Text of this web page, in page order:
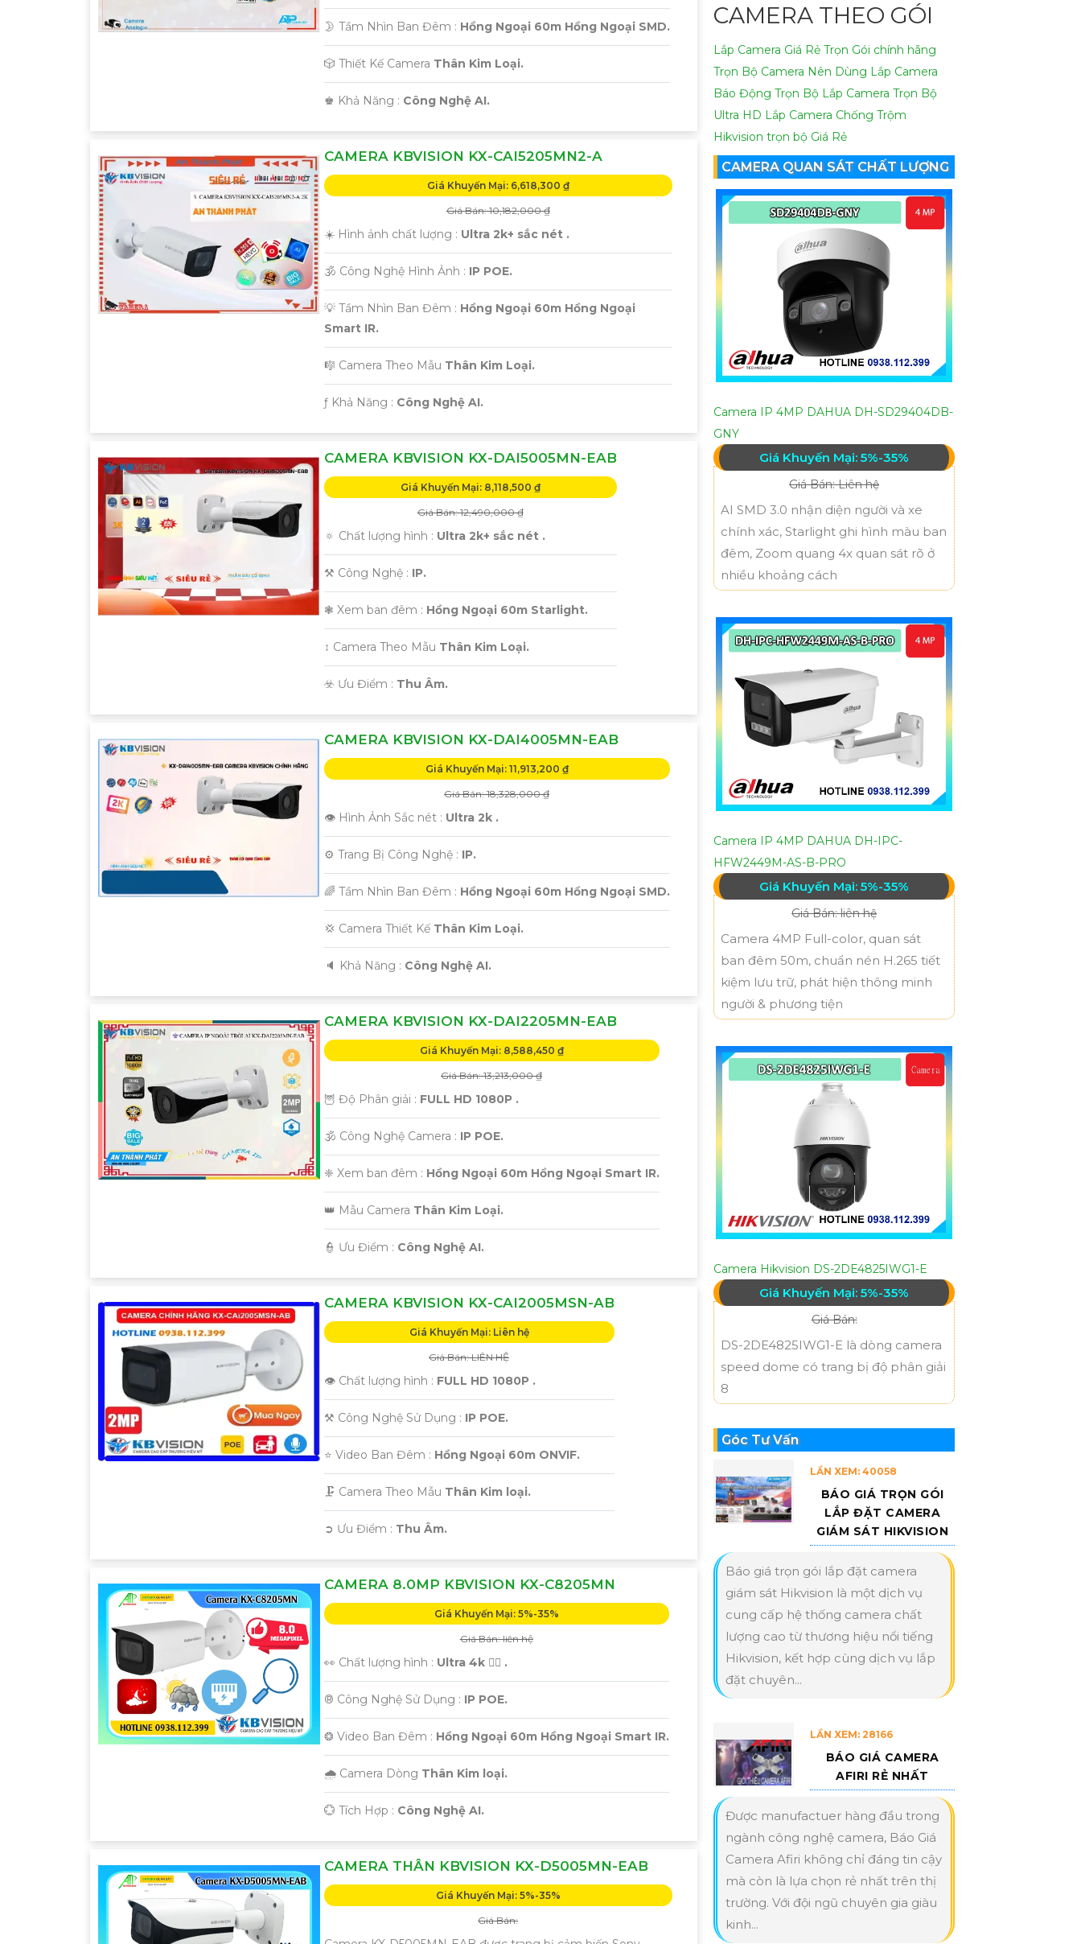
🌛 Tầm Nhìn Ban Đêm : Hồng Ngoại 60m Hồng Ngoại SMD.
🎲 Thiết Kế Camera Thân Kim Loại.
️♚ Khả Năng : Công Nghệ AI.
CAMERA KBVISION KX-CAI5205MN2-A
Giá Khuyến Mại: 6,618,300 ₫
Giá Bán: 10,182,000 ₫
☀️ Hình ảnh chất lượng : Ultra 2k+ sắc nét .
🕉️ Công Nghệ Hình Ảnh : IP POE.
💡 Tầm Nhìn Ban Đêm : Hồng Ngoại 60m Hồng Ngoại
Smart IR.
🎼️ Camera Theo Mẫu Thân Kim Loại.
️ƒ Khả Năng : Công Nghệ AI.
CAMERA KBVISION KX-DAI5005MN-EAB
Giá Khuyến Mại: 8,118,500 ₫
Giá Bán: 12,490,000 ₫
🔅 Chất lượng hình : Ultra 2k+ sắc nét .
⚒ Công Nghệ : IP.
❃ Xem ban đêm : Hồng Ngoại 60m Starlight.
↕️ Camera Theo Mẫu Thân Kim Loại.
️☣️ Ưu Điểm : Thu Âm.
CAMERA KBVISION KX-DAI4005MN-EAB
Giá Khuyến Mại: 11,913,200 ₫
Giá Bán: 18,328,000 ₫
👁 Hình Ảnh Sắc nét : Ultra 2k .
⚙ Trang Bị Công Nghệ : IP.
🌈 Tầm Nhìn Ban Đêm : Hồng Ngoại 60m Hồng Ngoại SMD.
💢 Camera Thiết Kế Thân Kim Loại.
️🔈 Khả Năng : Công Nghệ AI.
CAMERA KBVISION KX-DAI2205MN-EAB
Giá Khuyến Mại: 8,588,450 ₫
Giá Bán: 13,213,000 ₫
🦉 Độ Phân giải : FULL HD 1080P .
🕉️ Công Nghệ Camera : IP POE.
❈ Xem ban đêm : Hồng Ngoại 60m Hồng Ngoại Smart IR.
👑 Mẫu Camera Thân Kim Loại.
️👮 Ưu Điểm : Công Nghệ AI.
CAMERA KBVISION KX-CAI2005MSN-AB
Giá Khuyến Mại: Liên hệ
Giá Bán: LIÊN HỆ
👁 Chất lượng hình : FULL HD 1080P .
⚒ Công Nghệ Sử Dụng : IP POE.
⭐ Video Ban Đêm : Hồng Ngoại 60m ONVIF.
🗜️ Camera Theo Mẫu Thân Kim loại.
️➲ Ưu Điểm : Thu Âm.
CAMERA 8.0MP KBVISION KX-C8205MN
Giá Khuyến Mại: 5%-35%
Giá Bán: liên hệ
️
👀 Chất lượng hình : Ultra 4k 👍🏾 .
®️ Công Nghệ Sử Dụng : IP POE.
❂ Video Ban Đêm : Hồng Ngoại 60m Hồng Ngoại Smart IR.
🌧️ Camera Dòng Thân Kim loại.
️💮 Tích Hợp : Công Nghệ AI.
CAMERA THÂN KBVISION KX-D5005MN-EAB
Giá Khuyến Mại: 5%-35%
Giá Bán:
CAMERA THEO GÓI
Lắp Camera Giá Rẻ Trọn Gói chính hãng
Trọn Bộ Camera Nên Dùng Lắp Camera
Báo Động Trọn Bộ Lắp Camera Trọn Bộ
Ultra HD Lắp Camera Chống Trộm
Hikvision trọn bộ Giá Rẻ
CAMERA QUAN SÁT CHẤT LƯỢNG
Camera IP 4MP DAHUA DH-SD29404DB-
GNY
Giá Khuyến Mại: 5%-35%
Giá Bán: Liên hệ
AI SMD 3.0 nhận diện người và xe
chính xác, Starlight ghi hình màu ban
đêm, Zoom quang 4x quan sát rõ ở
nhiều khoảng cách
Camera IP 4MP DAHUA DH-IPC-
HFW2449M-AS-B-PRO
Giá Khuyến Mại: 5%-35%
Giá Bán: liên hệ
Camera 4MP Full-color, quan sát
ban đêm 50m, chuẩn nén H.265 tiết
kiệm lưu trữ, phát hiện thông minh
người & phương tiện
Camera Hikvision DS-2DE4825IWG1-E
Giá Khuyến Mại: 5%-35%
Giá Bán:
DS-2DE4825IWG1-E là dòng camera
speed dome có trang bị độ phân giải
8
Góc Tư Vấn
LẦN XEM: 40058
BÁO GIÁ TRỌN GÓI
LẮP ĐẶT CAMERA
GIÁM SÁT HIKVISION
Báo giá trọn gói lắp đặt camera
giám sát Hikvision là một dịch vụ
cung cấp hệ thống camera chất
lượng cao từ thương hiệu nổi tiếng
Hikvision, kết hợp cùng dịch vụ lắp
đặt chuyên...
LẦN XEM: 28166
BÁO GIÁ CAMERA
AFIRI RẺ NHẤT
Được manufactuer hàng đầu trong
ngành công nghệ camera, Báo Giá
Camera Afiri không chỉ đáng tin cậy
mà còn là lựa chọn rẻ nhất trên thị
trường. Với đội ngũ chuyên gia giàu
kinh...